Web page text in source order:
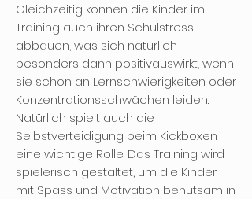
Gleichzeitig können die Kinder im
Training auch ihren Schulstress
abbauen, was sich natürlich
besonders dann positivauswirkt, wenn
sie schon an Lernschwierigkeiten oder
Konzentrationsschwächen leiden.
Natürlich spielt auch die
Selbstverteidigung beim Kickboxen
eine wichtige Rolle. Das Training wird
spielerisch gestaltet, um die Kinder
mit Spass und Motivation behutsam in